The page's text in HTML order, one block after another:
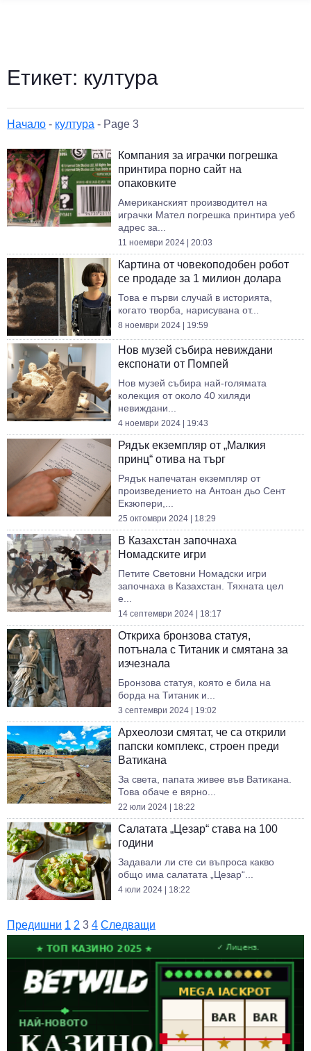
Етикет: култура
Начало - култура - Page 3
Компания за играчки погрешка
принтира порно сайт на
опаковките
Американският производител на
играчки Мател погрешка принтира уеб
адрес за...
11 ноември 2024 | 20:03
Картина от човекоподобен робот
се продаде за 1 милион долара
Това е първи случай в историята,
когато творба, нарисувана от...
8 ноември 2024 | 19:59
Нов музей събира невиждани
експонати от Помпей
Нов музей събира най-голямата
колекция от около 40 хиляди
невиждани...
4 ноември 2024 | 19:43
Рядък екземпляр от „Малкия
принц“ отива на търг
Рядък напечатан екземпляр от
произведението на Антоан дьо Сент
Екзюпери,...
25 октомври 2024 | 18:29
В Казахстан започнаха
Номадските игри
Петите Световни Номадски игри
започнаха в Казахстан. Тяхната цел
е...
14 септември 2024 | 18:17
Откриха бронзова статуя,
потънала с Титаник и смятана за
изчезнала
Бронзова статуя, която е била на
борда на Титаник и...
3 септември 2024 | 19:02
Археолози смятат, че са открили
папски комплекс, строен преди
Ватикана
За света, папата живее във Ватикана.
Това обаче е вярно...
22 юли 2024 | 18:22
Салатата „Цезар“ става на 100
години
Задавали ли сте си въпроса какво
общо има салатата „Цезар“...
4 юли 2024 | 18:22
Предишни 1 2 3 4 Следващи